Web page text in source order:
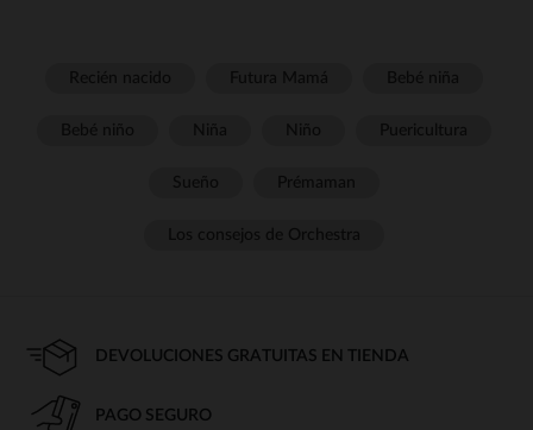
DEVOLUCIONES GRATUITAS EN TIENDA
PAGO SEGURO